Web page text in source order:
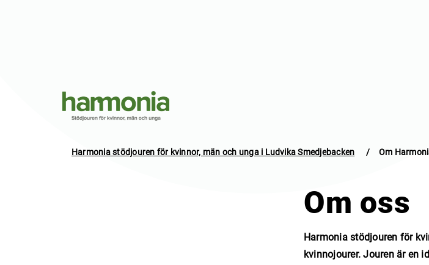
Harmonia stödjouren för kvinnor, män och unga i Ludvika Smedjebacken / Om
Om oss
Harmonia stödjouren för
kvinnojourer. Jouren är en